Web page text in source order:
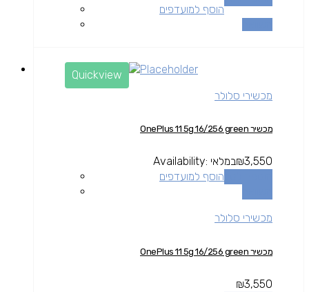
הוסף למועדפים
Quickview
מכשירי סלולר
מכשיר OnePlus 11 5g 16/256 green
₪3,550
Availability: במלאי
הוסף למועדפים
מכשירי סלולר
מכשיר OnePlus 11 5g 16/256 green
₪3,550